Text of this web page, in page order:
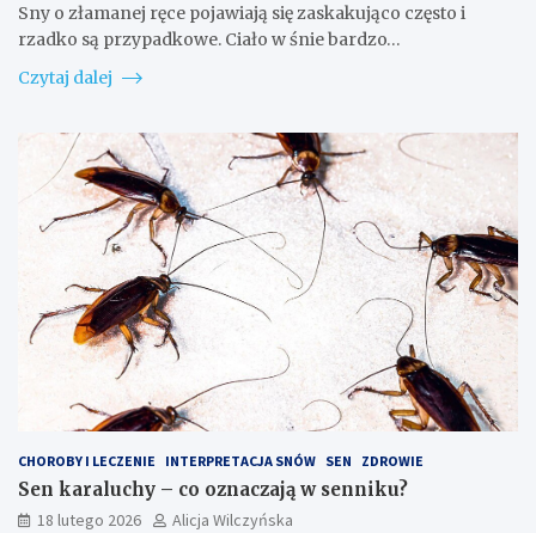
Sny o złamanej ręce pojawiają się zaskakująco często i
rzadko są przypadkowe. Ciało w śnie bardzo…
Czytaj dalej
CHOROBY I LECZENIE INTERPRETACJA SNÓW SEN ZDROWIE
Sen karaluchy – co oznaczają w senniku?
18 lutego 2026
Alicja Wilczyńska